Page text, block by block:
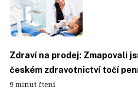
Zdraví na prodej: Zmapovali
českém zdravotnictví točí
9 minut čtení